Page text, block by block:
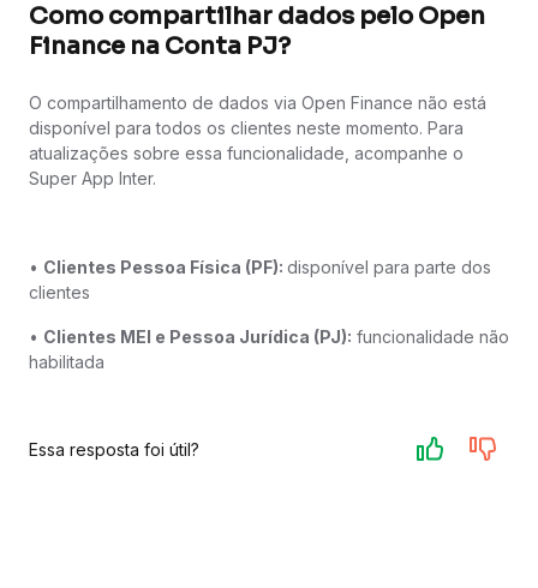
Como compartilhar dados pelo Open
Finance na Conta PJ?
O compartilhamento de dados via Open Finance não está
disponível para todos os clientes neste momento. Para
atualizações sobre essa funcionalidade, acompanhe o
Super App Inter.
• Clientes Pessoa Física (PF): disponível para parte dos
clientes
• Clientes MEI e Pessoa Jurídica (PJ): funcionalidade não
habilitada
Essa resposta foi útil?